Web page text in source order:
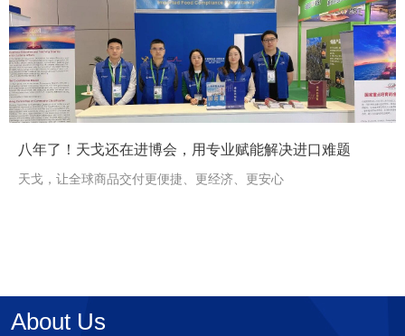
< >
八年了！天戈还在进博会，用专业赋能解决进口难题
天戈，让全球商品交付更便捷、更经济、更安心
About Us